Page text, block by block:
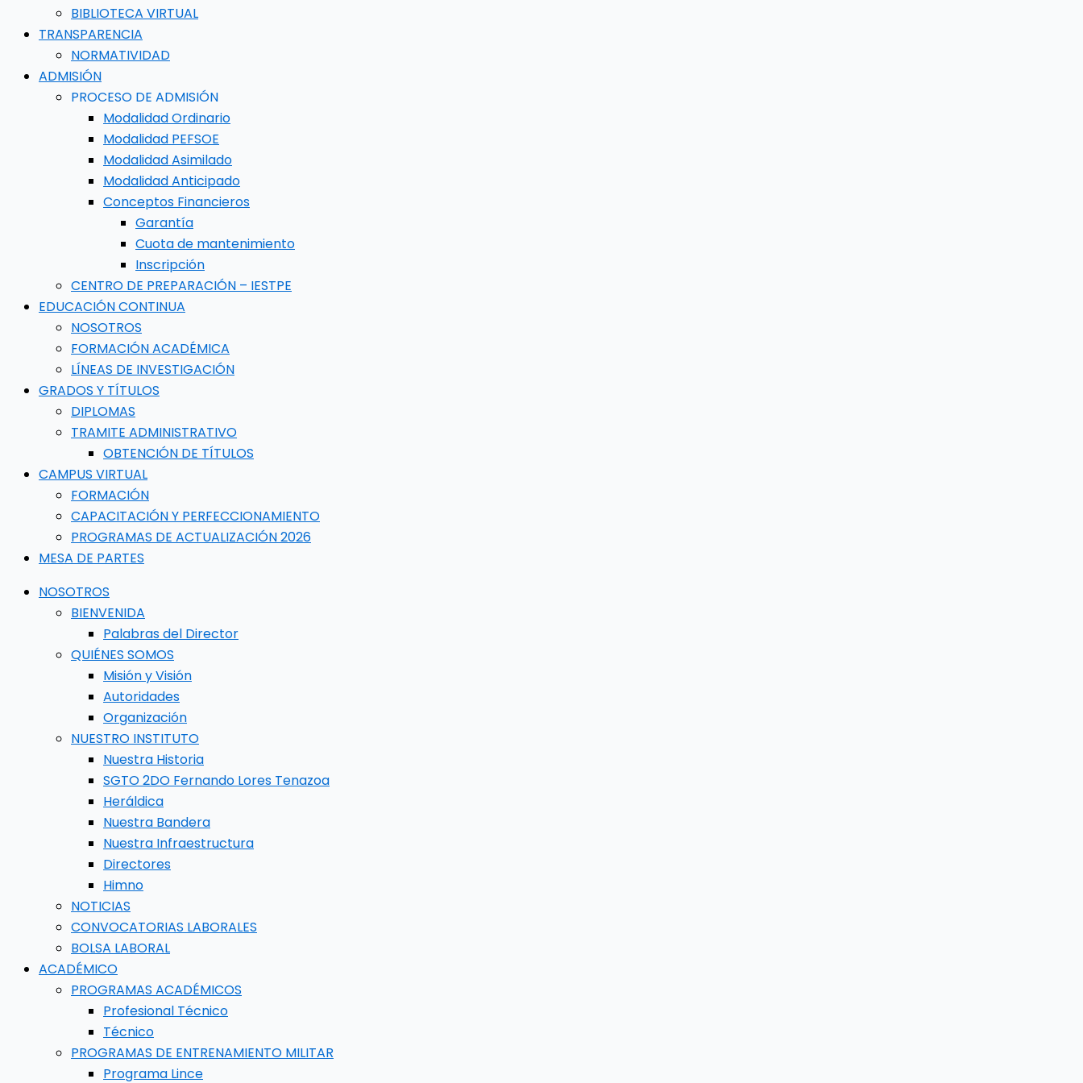
BIBLIOTECA VIRTUAL
TRANSPARENCIA
NORMATIVIDAD
ADMISIÓN
PROCESO DE ADMISIÓN
Modalidad Ordinario
Modalidad PEFSOE
Modalidad Asimilado
Modalidad Anticipado
Conceptos Financieros
Garantía
Cuota de mantenimiento
Inscripción
CENTRO DE PREPARACIÓN – IESTPE
EDUCACIÓN CONTINUA
NOSOTROS
FORMACIÓN ACADÉMICA
LÍNEAS DE INVESTIGACIÓN
GRADOS Y TÍTULOS
DIPLOMAS
TRAMITE ADMINISTRATIVO
OBTENCIÓN DE TÍTULOS
CAMPUS VIRTUAL
FORMACIÓN
CAPACITACIÓN Y PERFECCIONAMIENTO
PROGRAMAS DE ACTUALIZACIÓN 2026
MESA DE PARTES
NOSOTROS
BIENVENIDA
Palabras del Director
QUIÉNES SOMOS
Misión y Visión
Autoridades
Organización
NUESTRO INSTITUTO
Nuestra Historia
SGTO 2DO Fernando Lores Tenazoa
Heráldica
Nuestra Bandera
Nuestra Infraestructura
Directores
Himno
NOTICIAS
CONVOCATORIAS LABORALES
BOLSA LABORAL
ACADÉMICO
PROGRAMAS ACADÉMICOS
Profesional Técnico
Técnico
PROGRAMAS DE ENTRENAMIENTO MILITAR
Programa Lince